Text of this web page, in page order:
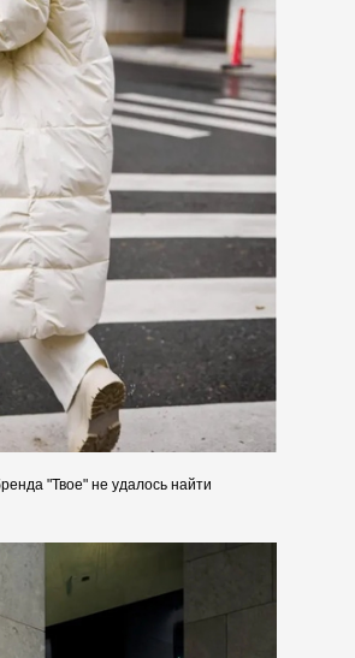
"Твое" не удалось найти